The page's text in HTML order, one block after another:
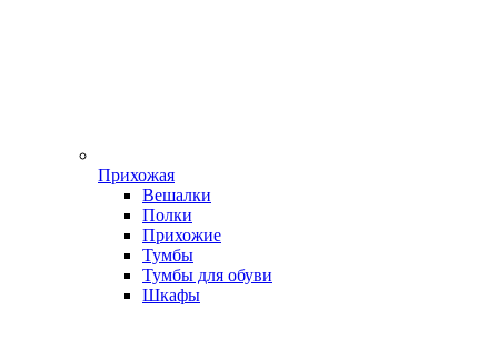
Прихожая
Вешалки
Полки
Прихожие
Тумбы
Тумбы для обуви
Шкафы